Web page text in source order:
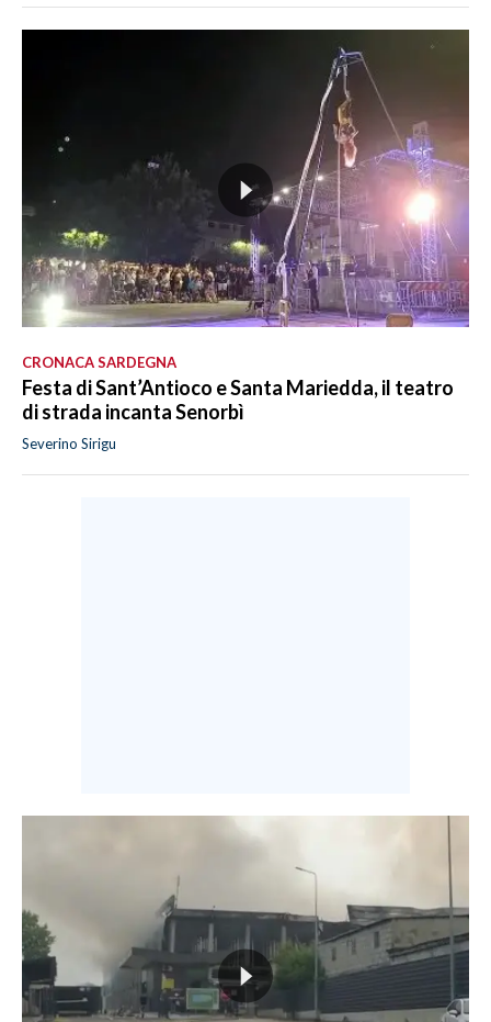
CRONACA SARDEGNA
Festa di Sant’Antioco e Santa Mariedda, il teatro
di strada incanta Senorbì
Severino Sirigu